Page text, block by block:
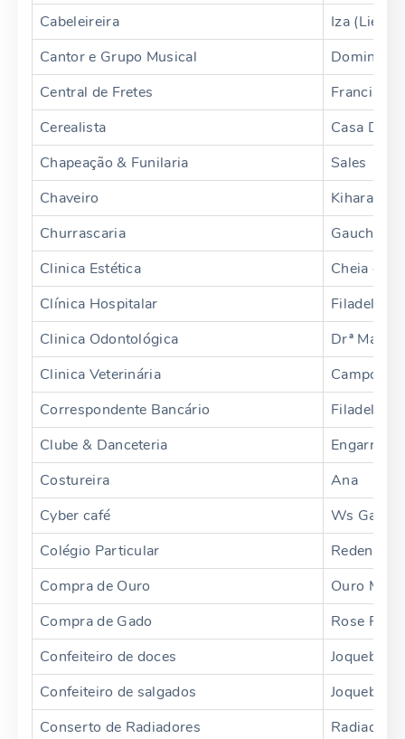
Cabeleireira
Iza (Lieng)
Cantor e Grupo Musical
Central de Fretes
Francisca
Cerealista
Casa Da
Chapeação & Funilaria
Sales
Chaveiro
Kihara
Churrascaria
Gaucho
Clinica Estética
Cheia de
Clínica Hospitalar
Filadelphia
Clinica Odontológica
Drª
Clinica Veterinária
Campo e
Correspondente Bancário
Filadelphia
Clube & Danceteria
Costureira
Ana
Cyber café
Ws Games
Colégio Particular
Redentor
Compra de Ouro
Ouro Mais
Compra de Gado
Rose
Confeiteiro de doces
Joquebede
Confeiteiro de salgados
Joquebede
Conserto de Radiadores